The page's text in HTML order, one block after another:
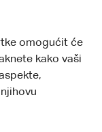
omogućit će
kako vaši